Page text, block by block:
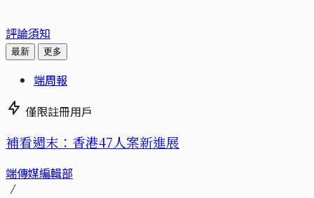
評論須知
最新 更多
端周報
僅限註冊用戶
補看週末：香港47人案新進展
端傳媒編輯部